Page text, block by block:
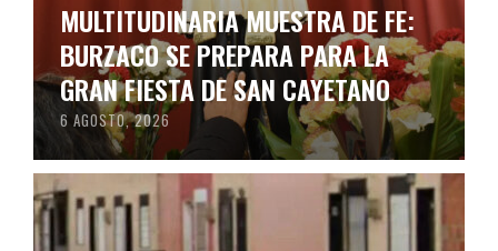
MULTITUDINARIA MUESTRA DE FE:
BURZACO SE PREPARA PARA LA
GRAN FIESTA DE SAN CAYETANO
6 AGOSTO, 2026